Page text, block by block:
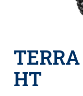
HT